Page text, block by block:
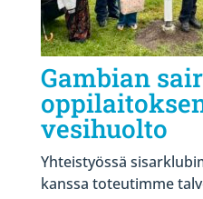
Gambian
vesihuolto
Yhteistyössä
kanssa toteutimme